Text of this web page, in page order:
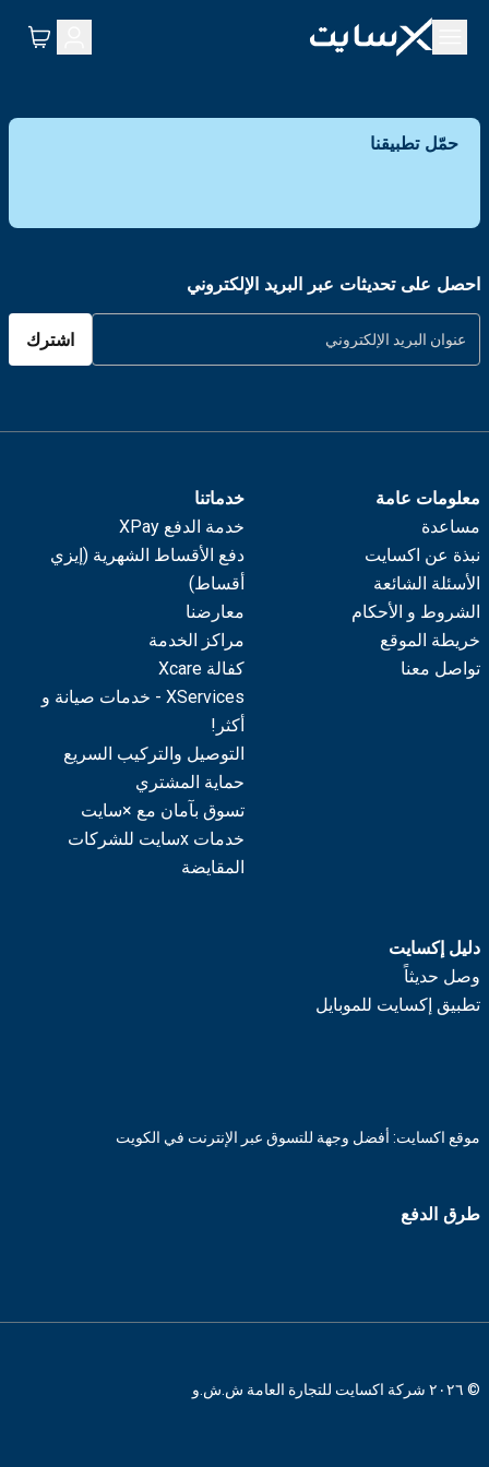
حمّل تطبيقنا
احصل على تحديثات عبر البريد الإلكتروني
اشترك
معلومات عامة
مساعدة
نبذة عن اكسايت
الأسئلة الشائعة
الشروط و الأحكام
خريطة الموقع
تواصل معنا
خدماتنا
خدمة الدفع XPay
دفع الأقساط الشهرية (إيزي
أقساط)
معارضنا
مراكز الخدمة
كفالة Xcare
XServices - خدمات صيانة و
أكثر!
التوصيل والتركيب السريع
حماية المشتري
تسوق بآمان مع ×سايت
خدمات xسايت للشركات
المقايضة
دليل إكسايت
وصل حديثاً
تطبيق إكسايت للموبايل
موقع اكسايت: أفضل وجهة للتسوق عبر الإنترنت في الكويت
طرق الدفع
© ٢٠٢٦ شركة اكسايت للتجارة العامة ش.ش.و